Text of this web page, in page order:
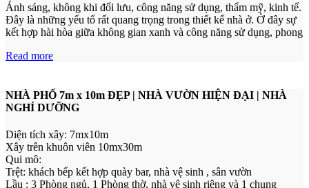
Ánh sáng, không khi đối lưu, công năng sử dụng, thẩm mỹ, kinh tế.
Đây là những yếu tố rất quang trọng trong thiết kế nhà ở. Ở đây sự
kết hợp hài hòa giữa không gian xanh và công năng sử dụng, phong
Read more
NHÀ PHỐ 7m x 10m ĐẸP | NHÀ VƯỜN HIỆN ĐẠI | NHÀ
NGHỈ DƯỠNG
Diện tích xây: 7mx10m
Xây trên khuôn viên 10mx30m
Qui mô:
Trệt: khách bếp kết hợp quày bar, nhà vệ sinh , sân vườn
Lầu : 3 Phòng ngủ, 1 Phòng thờ, nhà vệ sinh riêng và 1 chung